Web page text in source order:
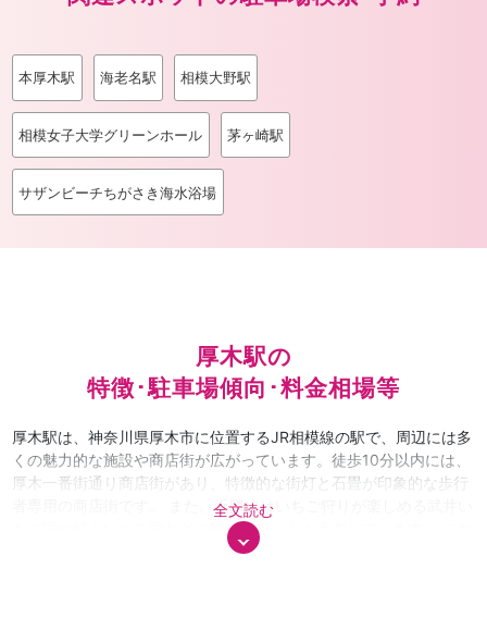
本厚木駅 海老名駅 相模大野駅
相模女子大学グリーンホール 茅ヶ崎駅
サザンビーチちがさき海水浴場
厚木駅の
特徴･駐車場傾向･料金相場等
全文読む
厚木駅は、神奈川県厚木市に位置するJR相模線の駅で、周辺には多
くの魅力的な施設や商店街が広がっています。徒歩10分以内には、
厚木一番街通り商店街があり、特徴的な街灯と石畳が印象的な歩行
者専用の商店街です。 また、近隣にはいちご狩りが楽しめる武井い
ちご園や杉山いちご園などの観光スポットも点在しています。 これ
らの施設には、地元の方々や観光客が多く訪れ、特に週末やイベン